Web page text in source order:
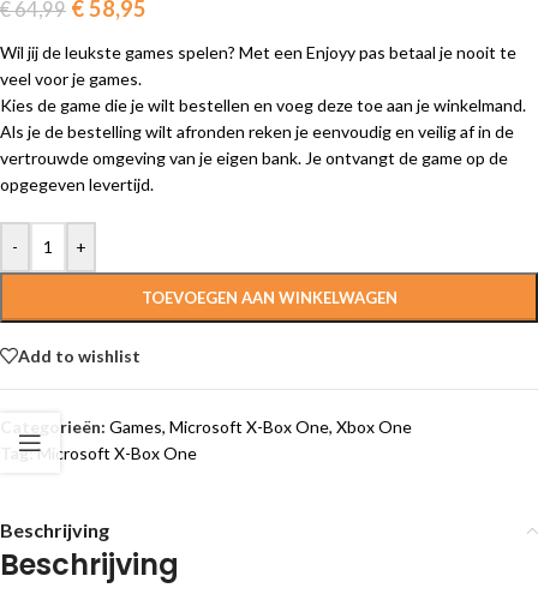
€64,99 €58,95
Wil jij de leukste games spelen? Met een Enjoyy pas betaal je nooit te
veel voor je games.
Kies de game die je wilt bestellen en voeg deze toe aan je winkelmand.
Als je de bestelling wilt afronden reken je eenvoudig en veilig af in de
vertrouwde omgeving van je eigen bank. Je ontvangt de game op de
opgegeven levertijd.
- +
TOEVOEGEN AAN WINKELWAGEN
Add to wishlist
Categorieën: Games, Microsoft X-Box One, Xbox One
Tag:Microsoft X-Box One
Beschrijving
Beschrijving